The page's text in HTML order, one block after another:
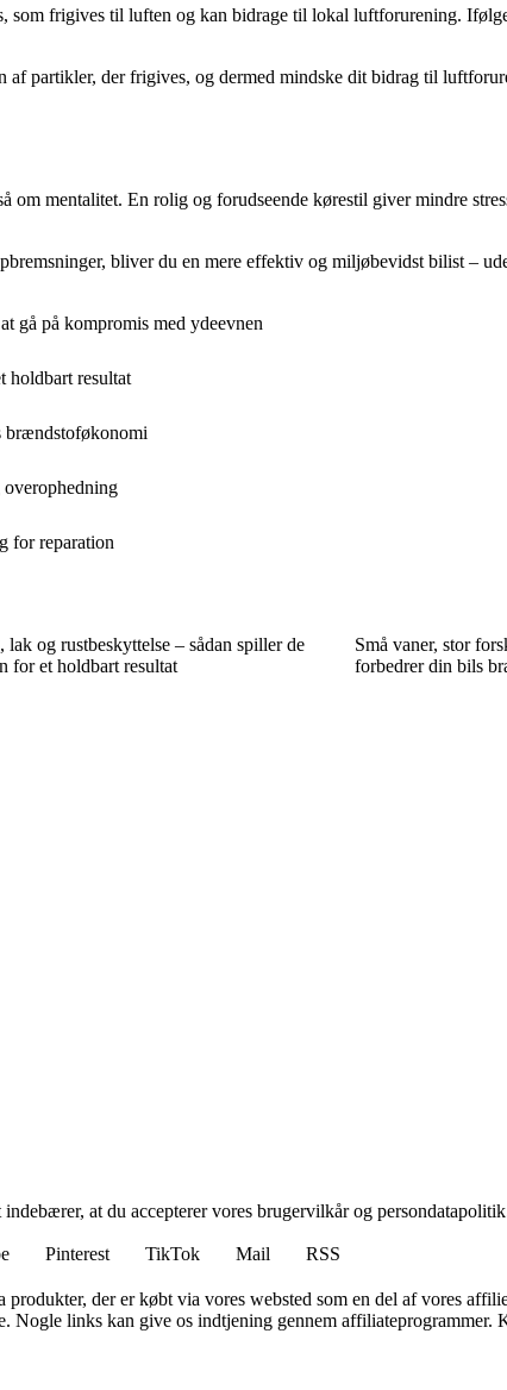
som frigives til luften og kan bidrage til lokal luftforurening.
af partikler, der frigives, og dermed mindske dit bidrag til
om mentalitet. En rolig og forudseende kørestil giver mindre
bliver du en mere effektiv og miljøbevidst bilist –
gå på kompromis med ydeevnen
holdbart resultat
brændstoføkonomi
for reparation
lak og rustbeskyttelse – sådan spiller de
for et holdbart resultat
Små vaner, stor
forbedrer din bils
at du accepterer vores brugervilkår og
Pinterest TikTok Mail
RSS
der er købt via vores websted som en del af vores
Nogle links kan give os indtjening gennem